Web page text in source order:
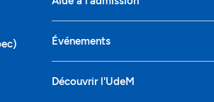
Événements
Découvrir l'UdeM